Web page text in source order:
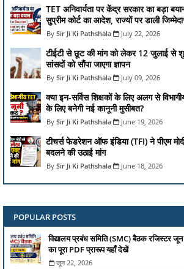
TET अनिवार्यता पर केंद्र सरकार का बड़ा
सुप्रीम कोर्ट का आदेश, राज्यों पर डाली
Sir Ji Ki Pathshala July 22, 2026
टीईटी से छूट की मांग को लेकर 12 जुलाई से
सांसदों को सौंपा जाएगा ज्ञापन
Sir Ji Ki Pathshala July 09, 2026
क्या इन-सर्विस शिक्षकों के लिए अलग से
के लिए बनेगी नई कानूनी मुसीबत?
Sir Ji Ki Pathshala June 19, 2026
टीचर्स फेडरेशन ऑफ इंडिया (TFI) ने पीएम
बदलने की उठाई मांग
Sir Ji Ki Pathshala June 18, 2026
POPULAR POSTS
विद्यालय प्रबंध समिति (SMC) बैठक रजिस्टर
का पूरा PDF प्रारूप यहाँ देखें
जून 22, 2026